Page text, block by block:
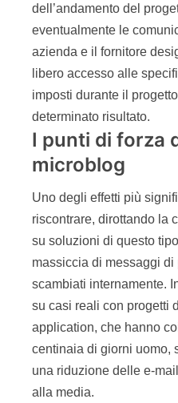
dell’andamento del
eventualmente le
azienda e il fornitore
libero accesso alle
imposti durante il
determinato risultato.
I punti di forza
microblog
Uno degli effetti più
riscontrare, dirottando la
su soluzioni di questo
massiccia di messaggi di
scambiati internamente.
su casi reali con progetti
application, che hanno
centinaia di giorni uomo,
una riduzione delle e-
alla media.